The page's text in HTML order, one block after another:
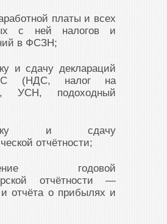
платы и всех
с ней налогов и
в ФСЗН;
и сдачу деклараций
(НДС, налог на
УСН, подоходный
и сдачу
отчётности;
годовой
отчётности —
отчёта о прибылях и